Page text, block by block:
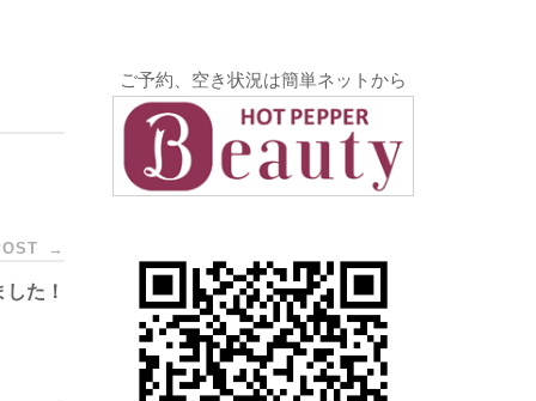
→
た！
ご予約、空き状況は簡単ネットから